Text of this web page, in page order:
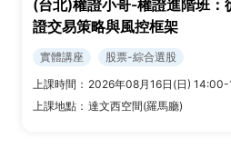
(台北)權證小哥-權證進階班：
證交易策略與風控框架
實體講座
股票-綜合選股
上課時間： 2026年08月16日(日)
上課地點： 達文西空間(羅馬廳)